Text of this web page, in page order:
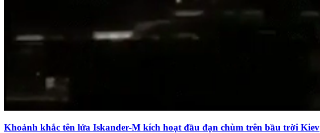
Khoảnh khắc tên lửa Iskander-M kích hoạt đầu đạn chùm trên bầu trời Kiev